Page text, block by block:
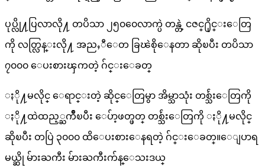
ပုပ္လို႔ပြလာလို႔ တပိသာ ၂၅၀၀ေလာက္ပဲ တန္တဲ့ ငဇင္႐ိုင္းေတြ
ကို လတ္လြန္းလို႔ အညႇီေတ ခြၽဲစိုေနတာ ဆိုၿပီး တပိသာ
၇၀၀၀ ေပးစားၾကတဲ့ ဂ်င္းေခတ္
ႏို႔မလိုင္ ေရာင္းတဲ့ ဆိုင္ေတြမွာ အိမ္သာသုံး တစ္သ်ဴးေတြကို
ႏို႔ထဲထည့္ႀကိဳၿပီး ေပ်ာ့ဖတ္ဖတ္ တစ္သ်ဴးေတြကို ႏို႔မလိုင္
ဆိုၿပီး တပြဲ ၃၀၀၀ ထိေပးစားေနရတဲ့ ဂ်င္းေခတ္။ေျပာရ
မယ္ဆို မ်ားႀကီး မ်ားႀကီးက်န္ေသးဒယ္